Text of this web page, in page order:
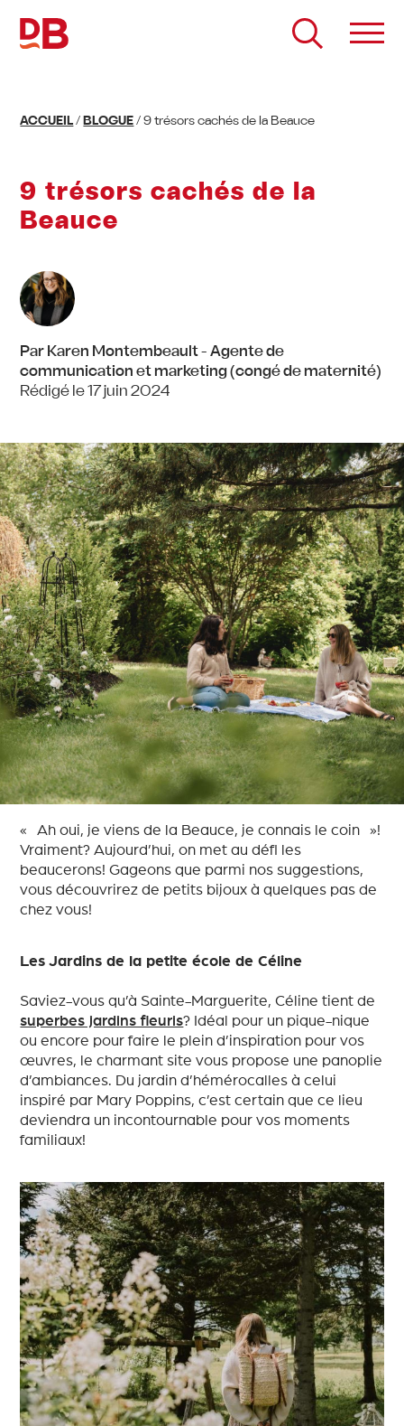
contenu
ACCUEIL / BLOGUE /9 trésors cachés de la Beauce
9 trésors cachés de la
Beauce
Par Karen Montembeault - Agente de
communication et marketing (congé de maternité)
Rédigé le 17 juin 2024
« Ah oui, je viens de la Beauce, je connais le coin »!
Vraiment? Aujourd’hui, on met au défi les
beaucerons! Gageons que parmi nos suggestions,
vous découvrirez de petits bijoux à quelques pas de
chez vous!
Les Jardins de la petite école de Céline
Saviez-vous qu’à Sainte-Marguerite, Céline tient de
superbes jardins fleuris? Idéal pour un pique-nique
ou encore pour faire le plein d’inspiration pour vos
œuvres, le charmant site vous propose une panoplie
d’ambiances. Du jardin d’hémérocalles à celui
inspiré par Mary Poppins, c’est certain que ce lieu
deviendra un incontournable pour vos moments
familiaux!